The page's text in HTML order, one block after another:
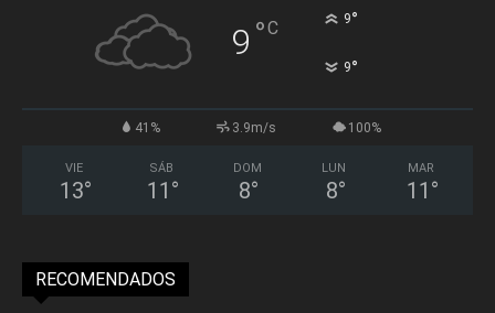
9 °C 9°
9°
41% 3.9m/s 100%
VIE
13°
SÁB
11 °
DOM
8°
LUN
8°
MAR
11 °
RECOMENDADOS